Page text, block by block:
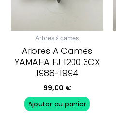
Arbres à cames
Arbres A Cames
YAMAHA FJ 1200 3CX
1988-1994
99,00 €
Ajouter au panier